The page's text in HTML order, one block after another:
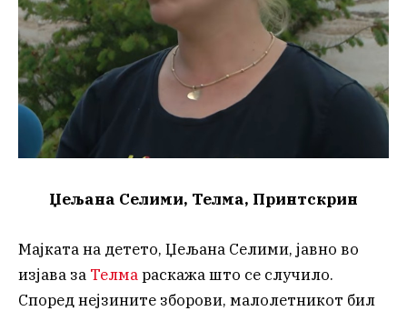
Џељана Селими, Телма, Принтскрин
Мајката на детето, Џељана Селими, јавно во
изјава за Телмараскажа што се случило.
Според нејзините зборови, малолетникот бил